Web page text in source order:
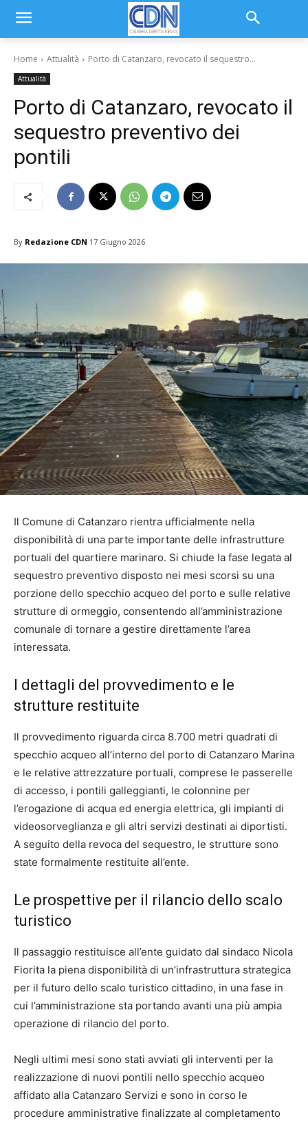
Home Attualità Porto di Catanzaro, revocato il sequestro...
Attualità
Porto di Catanzaro, revocato il
sequestro preventivo dei
pontili
By Redazione CDN 17 Giugno 2026
Il Comune di Catanzaro rientra ufficialmente nella
disponibilità di una parte importante delle infrastrutture
portuali del quartiere marinaro. Si chiude la fase legata al
sequestro preventivo disposto nei mesi scorsi su una
porzione dello specchio acqueo del porto e sulle relative
strutture di ormeggio, consentendo all’amministrazione
comunale di tornare a gestire direttamente l’area
interessata.
I dettagli del provvedimento e le
strutture restituite
Il provvedimento riguarda circa 8.700 metri quadrati di
specchio acqueo all’interno del porto di Catanzaro Marina
e le relative attrezzature portuali, comprese le passerelle
di accesso, i pontili galleggianti, le colonnine per
l’erogazione di acqua ed energia elettrica, gli impianti di
videosorveglianza e gli altri servizi destinati ai diportisti.
A seguito della revoca del sequestro, le strutture sono
state formalmente restituite all’ente.
Le prospettive per il rilancio dello scalo
turistico
Il passaggio restituisce all’ente guidato dal sindaco Nicola
Fiorita la piena disponibilità di un’infrastruttura strategica
per il futuro dello scalo turistico cittadino, in una fase in
cui l’amministrazione sta portando avanti una più ampia
operazione di rilancio del porto.
Negli ultimi mesi sono stati avviati gli interventi per la
realizzazione di nuovi pontili nello specchio acqueo
affidato alla Catanzaro Servizi e sono in corso le
procedure amministrative finalizzate al completamento